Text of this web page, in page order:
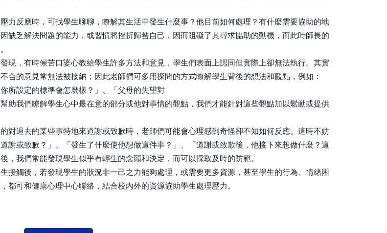
力反應時，可找學生聊聊，瞭解其生活中發生什麼事？他目前如何處理？有什麼需要協助的地
缺乏解決問題的能力，或習慣將挫折歸咎自己，因而阻礙了其尋求協助的動機，而此時師長的
現，有時候苦口婆心教給學生許多方法和意見，學生們表面上認同但實際上卻無法執行。其實
合的意見常無法被接納；因此老師們可多用探問的方式瞭解學生背後的想法和觀點，例如：
所設定的標準會怎麼樣？」、「父母的失望對
助我們瞭解學生心中最在意的部分或他對事情的觀點，我們才能針對這些觀點加以鬆動或提供
對過去的某些事特地來道謝或致歉時，老師們可能會心理感到奇怪卻不知如何反應。這時不妨
謝或致歉？」、「發生了什麼使他想做這件事？」、「道謝或致歉後，他接下來想做什麼？這
，我們常能發現學生似乎有輕生的念頭和決定，而可以採取及時的防範。
接觸後，若發現學生的狀況非一己之力能夠處理，或需要更多資源，甚至學生的行為、情緒困
都可和健康心理中心聯絡，結合校內外的資源協助學生處理壓力。